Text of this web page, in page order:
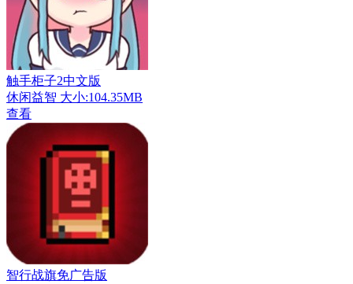
触手柜子2中文版
休闲益智 大小:104.35MB
查看
智行战旗免广告版